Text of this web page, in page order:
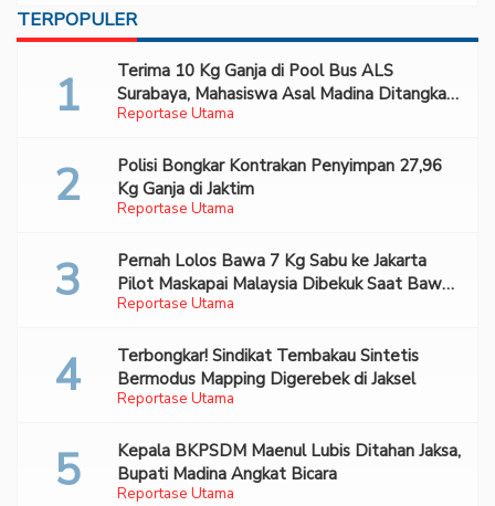
TERPOPULER
Reportase Utama
Terima 10 Kg Ganja di Pool Bus ALS
Surabaya, Mahasiswa Asal Madina Ditangkap
Bareskrim
Reportase Utama
Polisi Bongkar Kontrakan Penyimpan 27,96
Kg Ganja di Jaktim
Reportase Utama
Pernah Lolos Bawa 7 Kg Sabu ke Jakarta
Pilot Maskapai Malaysia Dibekuk Saat Bawa
70 Ribu Pil Ekstasi Di Bandara Soetta
Reportase Utama
Terbongkar! Sindikat Tembakau Sintetis
Bermodus Mapping Digerebek di Jaksel
Reportase Utama
Kepala BKPSDM Maenul Lubis Ditahan Jaksa,
Bupati Madina Angkat Bicara